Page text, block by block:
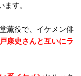
す。
薫役で、イケメン俳
康史さんと互いにラ